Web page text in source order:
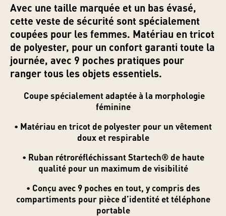
Avec une taille marquée et un bas évasé,
cette veste de sécurité sont spécialement
coupées pour les femmes. Matériau en tricot
de polyester, pour un confort garanti toute la
journée, avec 9 poches pratiques pour
ranger tous les objets essentiels.
Coupe spécialement adaptée à la morphologie
féminine
• Matériau en tricot de polyester pour un vêtement
doux et respirable
• Ruban rétroréfléchissant Startech® de haute
qualité pour un maximum de visibilité
• Conçu avec 9 poches en tout, y compris des
compartiments pour pièce d’identité et téléphone
portable
Cet article a été écrit par Saliff